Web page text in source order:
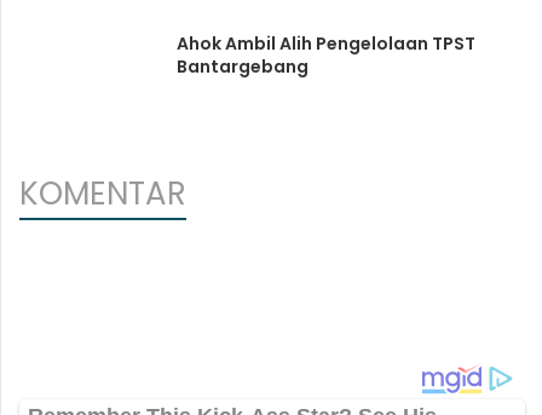
Ahok Ambil Alih Pengelolaan TPST
Bantargebang
KOMENTAR